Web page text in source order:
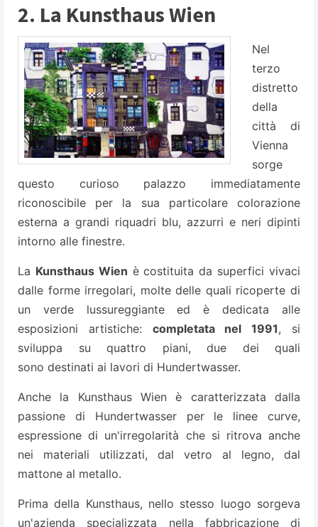
2. La Kunsthaus Wien
Nel
terzo
distretto
della
città di
Vienna
sorge
questo curioso palazzo immediatamente
riconoscibile per la sua particolare colorazione
esterna a grandi riquadri blu, azzurri e neri dipinti
intorno alle finestre.
La Kunsthaus Wien è costituita da superfici vivaci
dalle forme irregolari, molte delle quali ricoperte di
un verde lussureggiante ed è dedicata alle
esposizioni artistiche: completata nel 1991, si
sviluppa su quattro piani, due dei quali
sono destinati ai lavori di Hundertwasser.
Anche la Kunsthaus Wien è caratterizzata dalla
passione di Hundertwasser per le linee curve,
espressione di un'irregolarità che si ritrova anche
nei materiali utilizzati, dal vetro al legno, dal
mattone al metallo.
Prima della Kunsthaus, nello stesso luogo sorgeva
un'azienda specializzata nella fabbricazione di